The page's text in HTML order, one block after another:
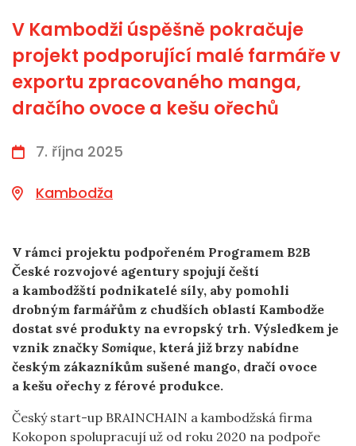
V Kambodži úspěšně pokračuje
projekt podporující malé farmáře v
exportu zpracovaného manga,
dračího ovoce a kešu ořechů
7. října 2025
Kambodža
V rámci projektu podpořeném Programem B2B
České rozvojové agentury spojují čeští
a kambodžští podnikatelé síly, aby pomohli
drobným farmářům z chudších oblastí Kambodže
dostat své produkty na evropský trh. Výsledkem je
vznik značky Somique, která již brzy nabídne
českým zákazníkům sušené mango, dračí ovoce
a kešu ořechy z férové produkce.
Český start-up BRAINCHAIN a kambodžská firma
Kokopon spolupracují už od roku 2020 na podpoře